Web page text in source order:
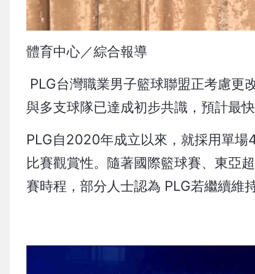
體育中心／綜合報導
PLG台灣職業男子籃球聯盟正考慮
與多支球隊已達成初步共識，預計最
PLG自2020年成立以來，就採用單
比賽觀賞性。隨著國際籃球賽、東亞
賽時程，部分人士認為 PLG若繼續維